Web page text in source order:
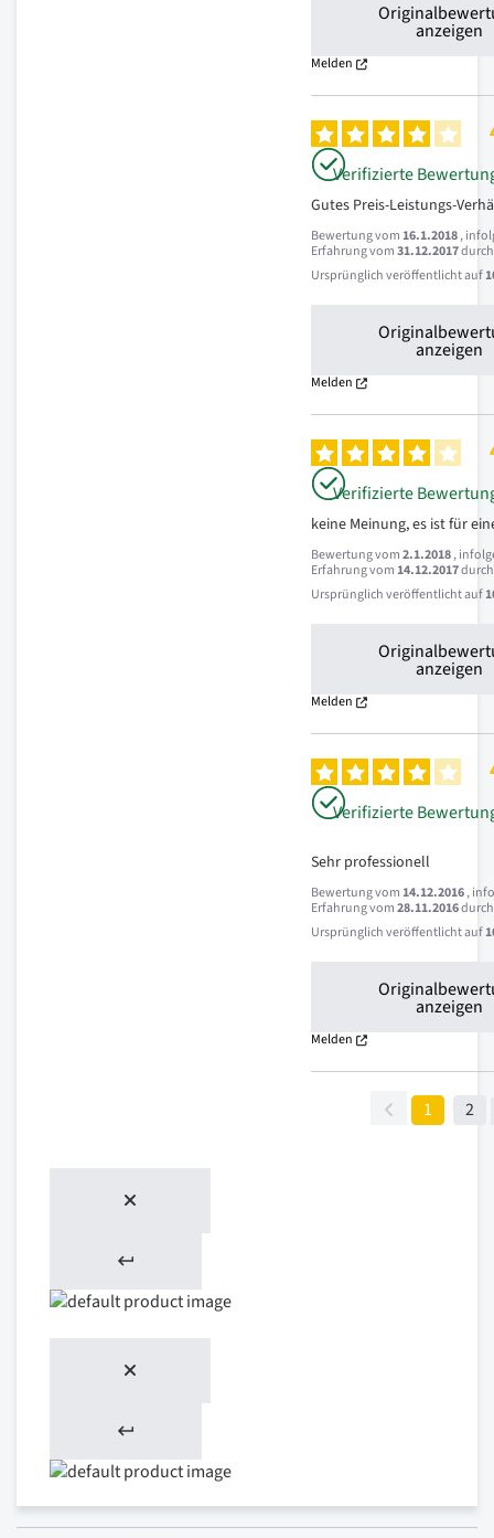
anzeigen
Melden
Verifizierte
Gutes Preis-Leistungs-
Bewertung vom16.1.2018,
Erfahrung vom31.12.2017
Ursprünglich veröffentlicht auf
anzeigen
Melden
Verifizierte
keine Meinung, es ist für
Bewertung vom2.1.2018,
Erfahrung vom14.12.2017
Ursprünglich veröffentlicht auf
anzeigen
Melden
Verifizierte
Sehr professionell
Bewertung vom14.12.2016,
Erfahrung vom28.11.2016
Ursprünglich veröffentlicht auf
anzeigen
Melden
1 2